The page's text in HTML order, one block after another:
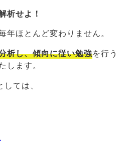
析せよ！
年ほとんど変わりません。
析し、傾向に従い勉強を行う
します。
ては、